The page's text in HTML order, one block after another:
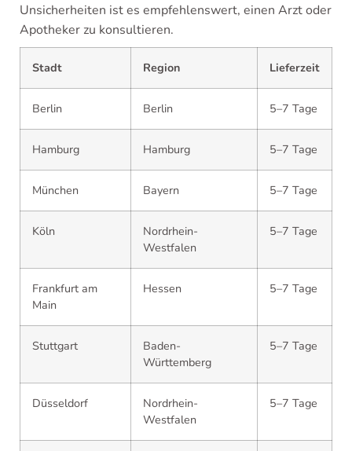
Unsicherheiten ist es empfehlenswert, einen Arzt oder
Apotheker zu konsultieren.
Stadt Region Lieferzeit
Berlin Berlin 5–7 Tage
Hamburg Hamburg 5–7 Tage
München Bayern 5–7 Tage
Köln
Nordrhein-
Westfalen
5–7 Tage
Frankfurt am
Main
Hessen 5–7 Tage
Stuttgart
Baden-
Württemberg
5–7 Tage
Düsseldorf
Nordrhein-
Westfalen
5–7 Tage